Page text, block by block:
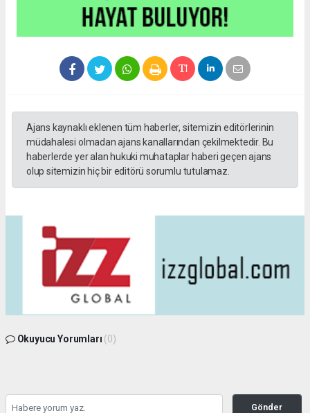
Ajans kaynaklı eklenen tüm haberler, sitemizin editörlerinin
müdahalesi olmadan ajans kanallarından çekilmektedir. Bu
haberlerde yer alan hukuki muhataplar haberi geçen ajans
olup sitemizin hiç bir editörü sorumlu tutulamaz.
Okuyucu Yorumları (0)
Gönder